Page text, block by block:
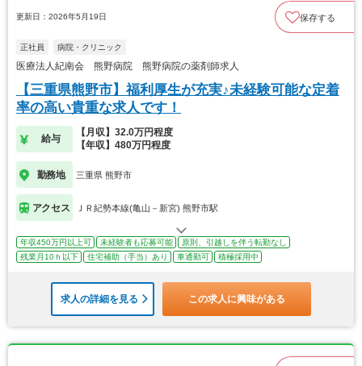
更新日：2026年5月19日 保存する
正社員 病院・クリニック
医療法人紀南会 熊野病院 熊野病院の薬剤師求人
【三重県熊野市】福利厚生が充実♪未経験可能な定着
率の高い貴重な求人です！
給与
【月収】32.0万円程度
【年収】480万円程度
勤務地 三重県 熊野市
アクセス ＪＲ紀勢本線(亀山－新宮) 熊野市駅
年収450万円以上可 未経験者も応募可能
原則、引越しを伴う転勤なし
残業月10ｈ以下
住宅補助（手当）あり 車通勤可 積極採用中
求人の詳細を見る この求人に興味がある